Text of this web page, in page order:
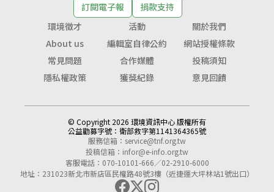
訂閱電子報
捐款支持
環境徵才
活動
關於我們
About us
編輯室自律公約
網站授權條款
常見問題
合作媒體
投稿須知
隱私權政策
獲獎紀錄 意見回饋
© Copyright 2026 環境資訊中心 版權所有
公益勸募字號： 衛部救字第1141364365號
服務信箱： service@tnf.org.tw
投稿信箱： infor@e-info.org.tw
客服電話：070-10101-666／02-2910-6000
地址：231023新北市新店區民權路48號3樓（近捷運大坪林站1號出口）